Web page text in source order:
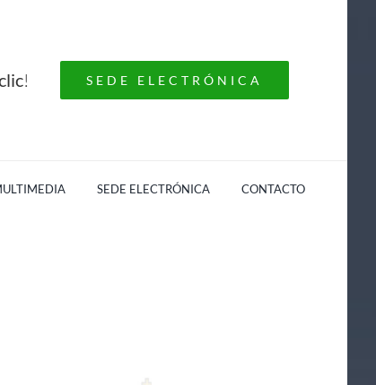
! SEDE ELECTRÓNICA
SEDE ELECTRÓNICA CONTACTO